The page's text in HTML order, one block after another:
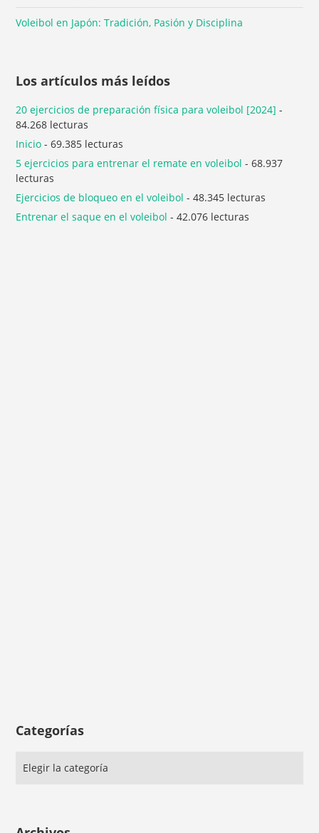
Voleibol en Japón: Tradición, Pasión y Disciplina
Los artículos más leídos
20 ejercicios de preparación física para voleibol [2024] -
84.268 lecturas
Inicio - 69.385 lecturas
5 ejercicios para entrenar el remate en voleibol - 68.937
lecturas
Ejercicios de bloqueo en el voleibol - 48.345 lecturas
Entrenar el saque en el voleibol - 42.076 lecturas
Categorías